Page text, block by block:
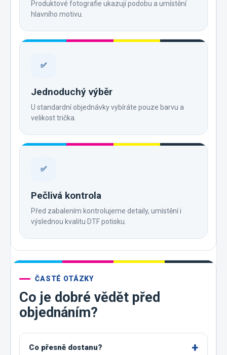
Produktové fotografie ukazují podobu a umístění
hlavního motivu.
✅
Jednoduchý výběr
U standardní objednávky vybíráte pouze barvu a
velikost trička.
✅
Pečlivá kontrola
Před zabalením kontrolujeme detaily, umístění i
výslednou kvalitu DTF potisku.
ČASTÉ OTÁZKY
Co je dobré vědět před
objednáním?
Co přesně dostanu?